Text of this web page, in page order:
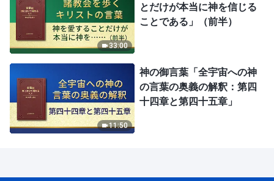
33:00
とだけが本当に神を信じる
ことである」（前半）
11:50
神の御言葉「全宇宙への神
の言葉の奥義の解釈：第四
十四章と第四十五章」